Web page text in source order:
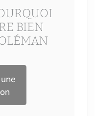
BIEN